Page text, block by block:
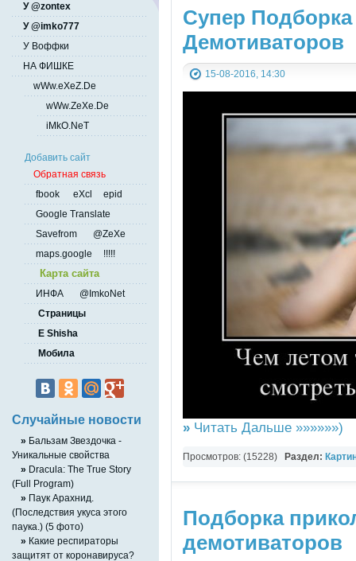
Супер
Демотиваторов
15-08-2016, 14:30
» Читать Дальше »»»»»»)
Просмотров: (15228) Раздел:
Подборка
демотиваторов
У @zontex
У @imko777
У Воффки
НА ФИШКЕ
wWw.eXeZ.De
wWw.ZeXe.De
iMkO.NeT
Добавить сайт
Обратная связь
fbook
eXcl
epid
Google Translate
Savefrom
@ZeXe
maps.google
!!!!!
Карта сайта
ИНФА
@ImkoNet
Страницы
E Shisha
Мобила
Случайные новости
» Бальзам Звездочка -
Уникальные свойства
» Dracula: The True Story
(Full Program)
» Паук Арахнид.
(Последствия укуса этого
паука.) (5 фото)
» Какие респираторы
защитят от коронавируса?